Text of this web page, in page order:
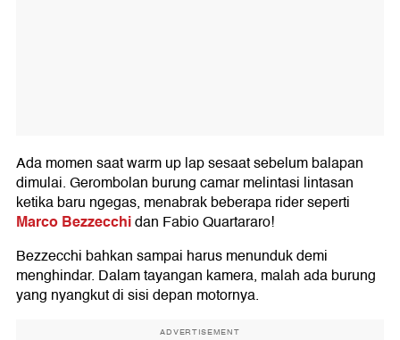
Ada momen saat warm up lap sesaat sebelum balapan
dimulai. Gerombolan burung camar melintasi lintasan
ketika baru ngegas, menabrak beberapa rider seperti
Marco Bezzecchidan Fabio Quartararo!
Bezzecchi bahkan sampai harus menunduk demi
menghindar. Dalam tayangan kamera, malah ada burung
yang nyangkut di sisi depan motornya.
ADVERTISEMENT